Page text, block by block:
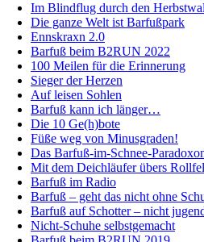
Im Blindflug durch den
Die ganze Welt ist Barfußpark
Ennskraxn 2.0
Barfuß beim B2RUN 2022
100 Meilen für die Erinnerung
Sieger der Herzen
Auf leisen Sohlen
Barfuß kann ich länger…
Die 10 Ge(h)bote
Füße weg von Minusgraden!
Das Barfuß-im-Schnee-
Mit dem Deichläufer übers
Barfuß im Radio
Barfuß – geht das nicht ohne
Barfuß auf Schotter – nicht
Nicht-Schuhe selbstgemacht